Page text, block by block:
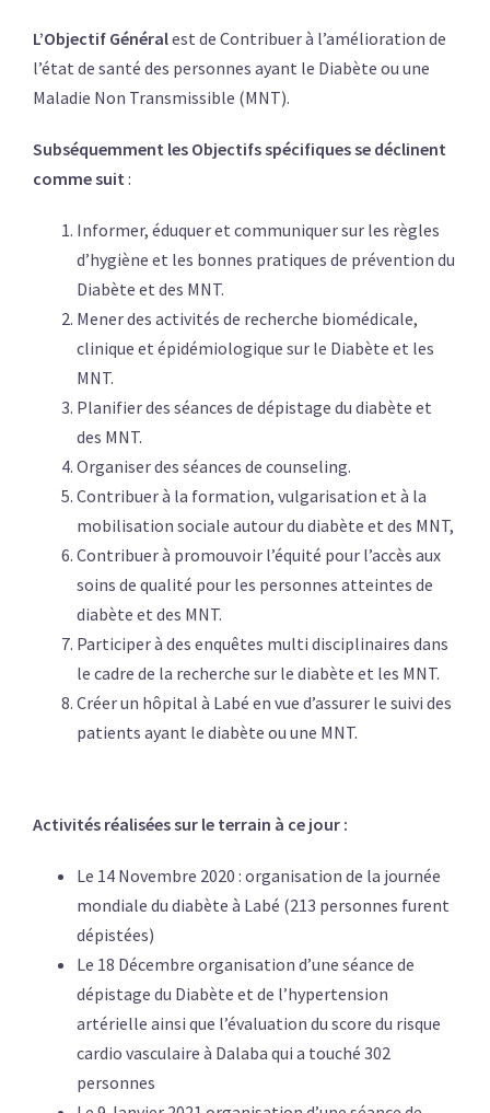
L’Objectif Généralest de Contribuer à l’amélioration de
l’état de santé des personnes ayant le Diabète ou une
Maladie Non Transmissible (MNT).
Subséquemment les Objectifs spécifiques se déclinent
comme suit :
Informer, éduquer et communiquer sur les règles
d’hygiène et les bonnes pratiques de prévention du
Diabète et des MNT.
Mener des activités de recherche biomédicale,
clinique et épidémiologique sur le Diabète et les
MNT.
Planifier des séances de dépistage du diabète et
des MNT.
Organiser des séances de counseling.
Contribuer à la formation, vulgarisation et à la
mobilisation sociale autour du diabète et des MNT,
Contribuer à promouvoir l’équité pour l’accès aux
soins de qualité pour les personnes atteintes de
diabète et des MNT.
Participer à des enquêtes multi disciplinaires dans
le cadre de la recherche sur le diabète et les MNT.
Créer un hôpital à Labé en vue d’assurer le suivi des
patients ayant le diabète ou une MNT.
Activités réalisées sur le terrain à ce jour :
Le 14 Novembre 2020 : organisation de la journée
mondiale du diabète à Labé (213 personnes furent
dépistées)
Le 18 Décembre organisation d’une séance de
dépistage du Diabète et de l’hypertension
artérielle ainsi que l’évaluation du score du risque
cardio vasculaire à Dalaba qui a touché 302
personnes